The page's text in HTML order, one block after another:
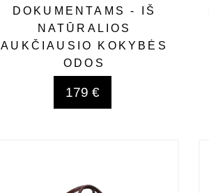
DOKUMENTAMS - IŠ
NATŪRALIOS
AUKČIAUSIO KOKYBĖS
ODOS
179 €